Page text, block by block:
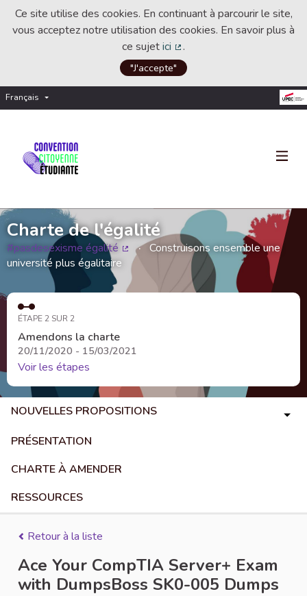
Ce site utilise des cookies. En continuant à parcourir le site,
vous acceptez notre utilisation des cookies. En savoir plus à
ce sujetici
(Lien externe)
.
"J'accepte"
Français Choisir la langue
Charte de l'égalité
#pasdesexisme égalité
(Lien externe)
Construisons ensemble une
université plus égalitaire
ÉTAPE 2 SUR 2
Amendons la charte
20/11/2020 - 15/03/2021
Voir les étapes
NOUVELLES PROPOSITIONS
PRÉSENTATION
CHARTE À AMENDER
RESSOURCES
Retour à la liste
Ace Your CompTIA Server+ Exam
with DumpsBoss SK0-005 Dumps